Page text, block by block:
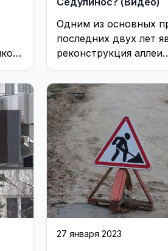
Одним из основных
последних двух лет
реконструкция аллеи
Седулинос. В какой
находятся эти
ли ...
27 января 2023